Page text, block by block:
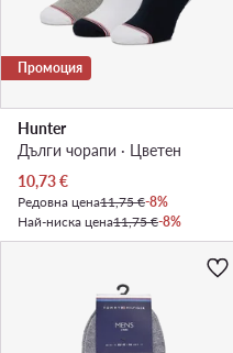
Промоция
Hunter
Дълги чорапи · Цветен
Актуална цена
10,73€
Редовна цена11,75 €-8%
Най-ниска цена11,75 €-8%